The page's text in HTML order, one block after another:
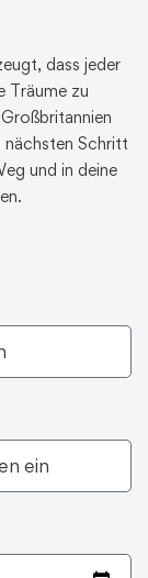
dass jeder
Träume zu
nächsten Schritt
und in deine